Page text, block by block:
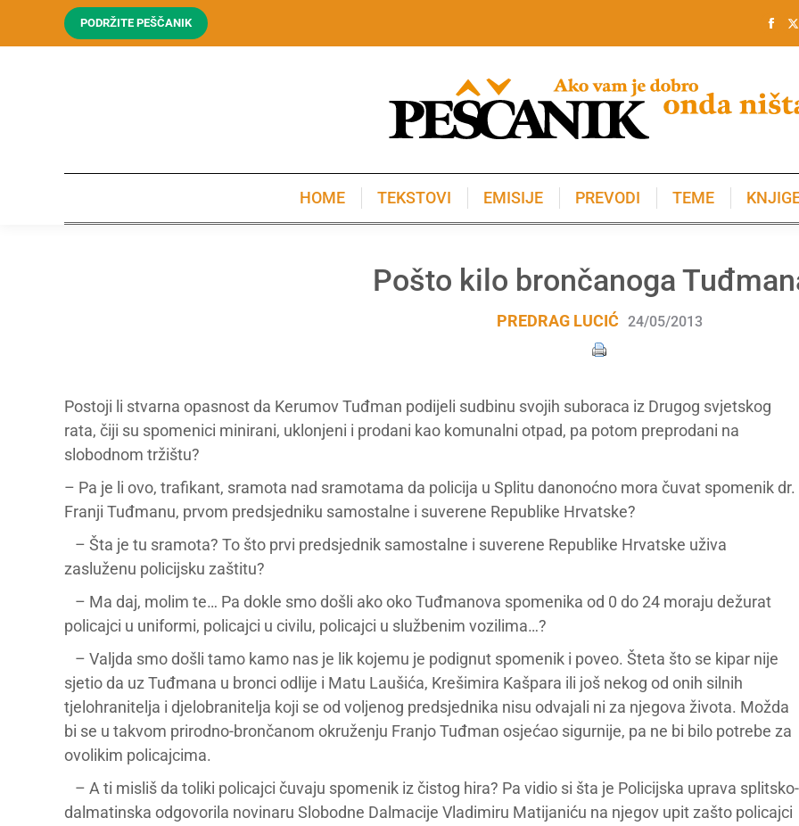
PODRŽITE PEŠČANIK
HOME TEKSTOVI EMISIJE PREVODI TEME
Pošto kilo brončanoga
PREDRAG LUCIĆ 24/05/2013
Postoji li stvarna opasnost da Kerumov Tuđman podijeli sudbinu svojih suboraca iz Drugog svjetskog
rata, čiji su spomenici minirani, uklonjeni i prodani kao komunalni otpad, pa potom preprodani na
slobodnom tržištu?
– Pa je li ovo, trafikant, sramota nad sramotama da policija u Splitu danonoćno mora čuvat spomenik dr.
Franji Tuđmanu, prvom predsjedniku samostalne i suverene Republike Hrvatske?
– Šta je tu sramota? To što prvi predsjednik samostalne i suverene Republike Hrvatske uživa
zasluženu policijsku zaštitu?
– Ma daj, molim te… Pa dokle smo došli ako oko Tuđmanova spomenika od 0 do 24 moraju dežurat
policajci u uniformi, policajci u civilu, policajci u službenim vozilima…?
– Valjda smo došli tamo kamo nas je lik kojemu je podignut spomenik i poveo. Šteta što se kipar nije
sjetio da uz Tuđmana u bronci odlije i Matu Laušića, Krešimira Kašpara ili još nekog od onih silnih
tjelohranitelja i djelobranitelja koji se od voljenog predsjednika nisu odvajali ni za njegova života. Možda
bi se u takvom prirodno-brončanom okruženju Franjo Tuđman osjećao sigurnije, pa ne bi bilo potrebe za
ovolikim policajcima.
– A ti misliš da toliki policajci čuvaju spomenik iz čistog hira? Pa vidio si šta je Policijska uprava splitsko-
dalmatinska odgovorila novinaru Slobodne Dalmacije Vladimiru Matijaniću na njegov upit zašto policajci